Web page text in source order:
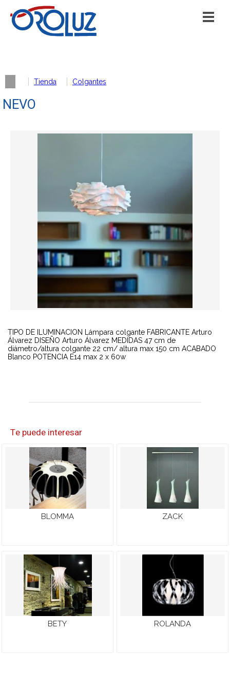
Tienda Colgantes
NEVO
TIPO DE ILUMINACION Lámpara colgante FABRICANTE Arturo
Álvarez DISEÑO Arturo Álvarez MEDIDAS 47 cm de
diámetro/altura colgante 22 cm/ altura max 150 cm ACABADO
Blanco POTENCIA E14 max 2 x 60w
Te puede interesar
BLOMMA ZACK
BETY ROLANDA